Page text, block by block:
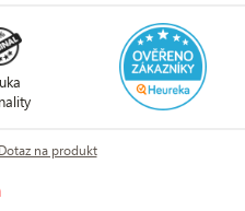
Dotaz na produkt